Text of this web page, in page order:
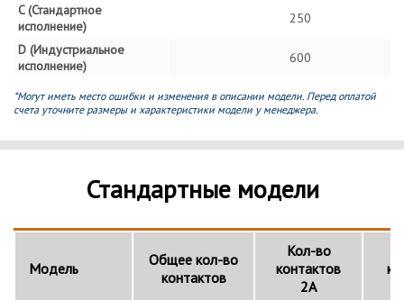
C (Стандартное
исполнение)
250
D (Индустриальное
исполнение)
600
*Могут иметь место ошибки и изменения в описании модели. Перед оплатой
счета уточните размеры и характеристики модели у менеджера.
Стандартные модели
Модель
Общее кол-во
контактов
Кол-во
контактов
2А